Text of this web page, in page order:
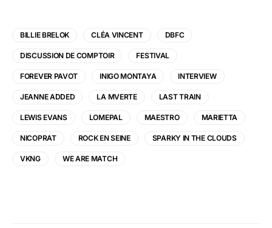
BILLIE BRELOK CLÉA VINCENT DBFC
DISCUSSION DE COMPTOIR FESTIVAL
FOREVER PAVOT INIGO MONTAYA INTERVIEW
JEANNE ADDED LA MVERTE LAST TRAIN
LEWIS EVANS LOMEPAL MAESTRO MARIETTA
NICOPRAT ROCK EN SEINE SPARKY IN THE CLOUDS
VKNG WE ARE MATCH